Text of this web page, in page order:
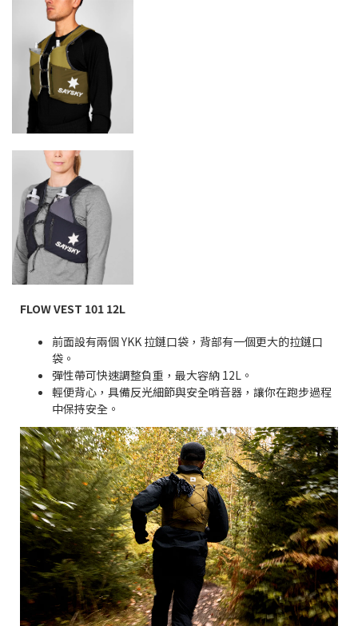
FLOW VEST 101 12L
前面設有兩個YKK 拉鏈口袋，背部有一個更大的拉鏈口
袋。
彈性帶可快速調整負重，最大容納 12L 。
輕便背心，具備反光細節與安全哨音器，讓你在跑步過程
中保持安全。